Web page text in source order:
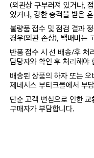
(외관상 구부러져 있거나,
있거나, 강한 충격을 받은
불량품 접수 및 점검 결과
경우(외관 손상), 택배비는
반품 접수 시 선 배송/후 처
담당자와 확인 후 처리해야
배송된 상품의 하자 또는
제네시스 부티크몰에서 부
단순 고객 변심으로 인한
구매자가 부담합니다.